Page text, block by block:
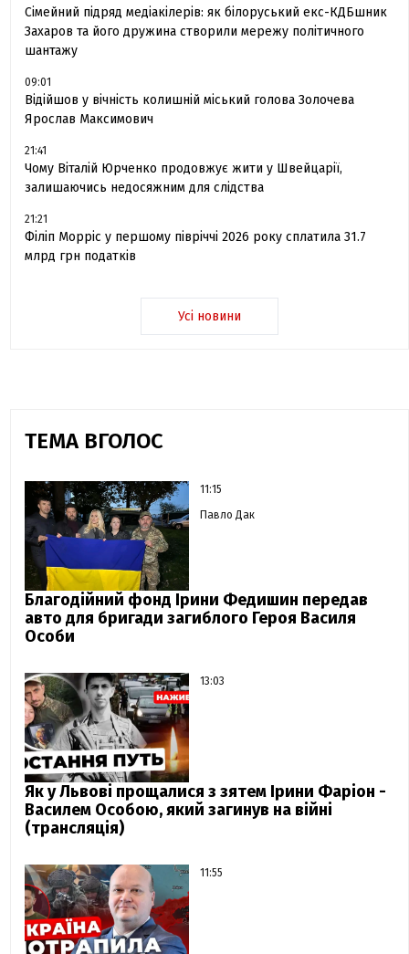
Сімейний підряд медіакілерів: як білоруський екс-КДБшник
Захаров та його дружина створили мережу політичного
шантажу
09:01
Відійшов у вічність колишній міський голова Золочева
Ярослав Максимович
21:41
Чому Віталій Юрченко продовжує жити у Швейцарії,
залишаючись недосяжним для слідства
21:21
Філіп Морріс у першому півріччі 2026 року сплатила 31.7
млрд грн податків
Усі новини
ТЕМА ВГОЛОС
11:15
Павло Дак
Благодійний фонд Ірини Федишин передав
авто для бригади загиблого Героя Василя
Особи
13:03
Як у Львові прощалися з зятем Ірини Фаріон -
Василем Особою, який загинув на війні
(трансляція)
11:55